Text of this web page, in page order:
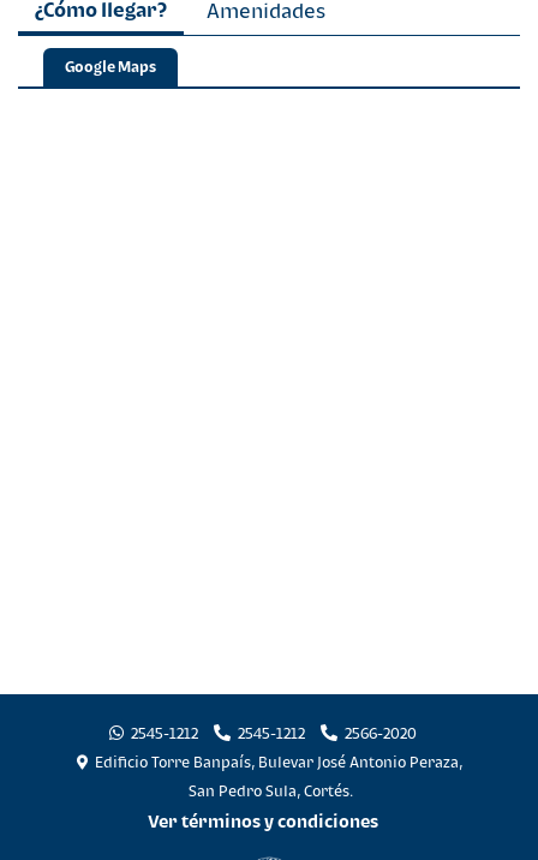
¿Cómo llegar? Amenidades
Google Maps
2545-1212 2545-1212
2566-2020
Edificio Torre Banpaís, Bulevar José Antonio Peraza,
San Pedro Sula, Cortés.
Ver términos y condiciones